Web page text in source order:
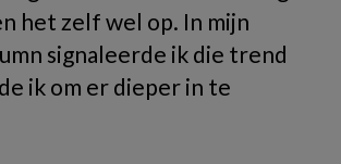
het zelf wel op. In mijn
signaleerde ik die trend
ik om er dieper in te